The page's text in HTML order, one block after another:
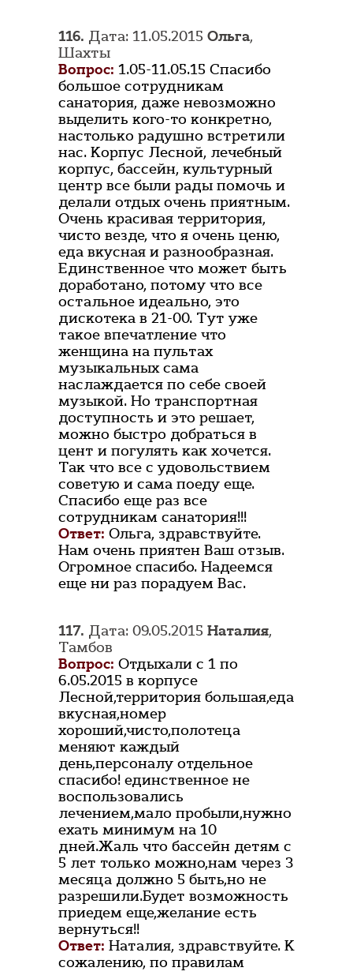
116. Дата: 11.05.2015 Ольга,
Шахты
Вопрос: 1.05-11.05.15 Спасибо
большое сотрудникам
санатория, даже невозможно
выделить кого-то конкретно,
настолько радушно встретили
нас. Корпус Лесной, лечебный
корпус, бассейн, культурный
центр все были рады помочь и
делали отдых очень приятным.
Очень красивая территория,
чисто везде, что я очень ценю,
еда вкусная и разнообразная.
Единственное что может быть
доработано, потому что все
остальное идеально, это
дискотека в 21-00. Тут уже
такое впечатление что
женщина на пультах
музыкальных сама
наслаждается по себе своей
музыкой. Но транспортная
доступность и это решает,
можно быстро добраться в
цент и погулять как хочется.
Так что все с удовольствием
советую и сама поеду еще.
Спасибо еще раз все
сотрудникам санатория!!!
Ответ: Ольга, здравствуйте.
Нам очень приятен Ваш отзыв.
Огромное спасибо. Надеемся
еще ни раз порадуем Вас.
117. Дата: 09.05.2015 Наталия,
Тамбов
Вопрос: Отдыхали с 1 по
6.05.2015 в корпусе
Лесной,территория большая,еда
вкусная,номер
хороший,чисто,полотеца
меняют каждый
день,персоналу отдельное
спасибо! единственное не
воспользовались
лечением,мало пробыли,нужно
ехать минимум на 10
дней.Жаль что бассейн детям с
5 лет только можно,нам через 3
месяца должно 5 быть,но не
разрешили.Будет возможность
приедем еще,желание есть
вернуться!!
Ответ: Наталия, здравствуйте. К
сожалению, по правилам